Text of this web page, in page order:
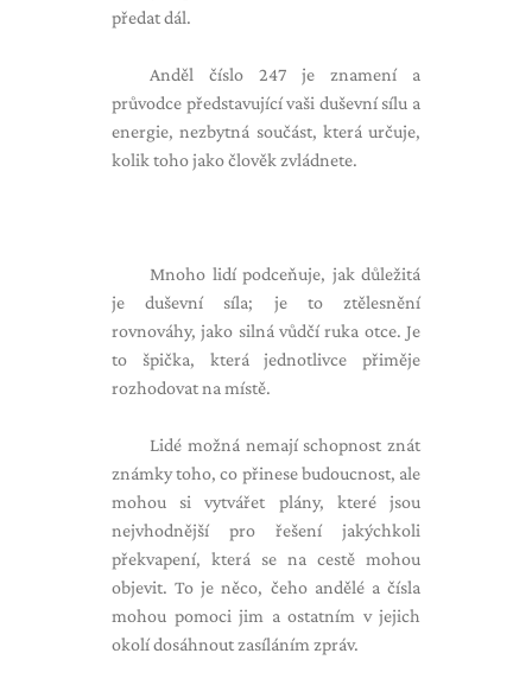
předat dál.
Anděl číslo 247 je znamení a
průvodce představující vaši duševní sílu a
energie, nezbytná součást, která určuje,
kolik toho jako člověk zvládnete.
Mnoho lidí podceňuje, jak důležitá
je duševní síla; je to ztělesnění
rovnováhy, jako silná vůdčí ruka otce. Je
to špička, která jednotlivce přiměje
rozhodovat na místě.
Lidé možná nemají schopnost znát
známky toho, co přinese budoucnost, ale
mohou si vytvářet plány, které jsou
nejvhodnější pro řešení jakýchkoli
překvapení, která se na cestě mohou
objevit. To je něco, čeho andělé a čísla
mohou pomoci jim a ostatním v jejich
okolí dosáhnout zasíláním zpráv.